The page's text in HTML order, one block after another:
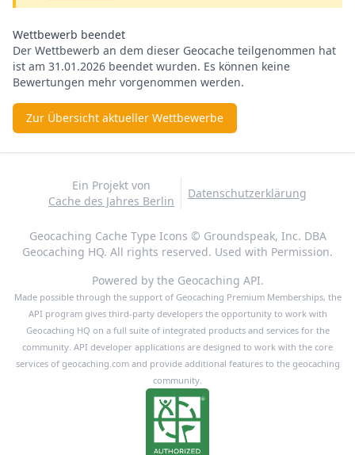
Wettbewerb beendet
Der Wettbewerb an dem dieser Geocache teilgenommen hat
ist am 31.01.2026 beendet wurden. Es können keine
Bewertungen mehr vorgenommen werden.
Zur Übersicht aktueller Wettbewerbe
Ein Projekt von
Cache des Jahres Berlin
Datenschutzerklärung
Geocaching Cache Type Icons © Groundspeak, Inc. DBA
Geocaching HQ. All rights reserved. Used with Permission.
Powered by the Geocaching API.
Made possible through the support of Geocaching Premium Memberships, the
API program gives third-party developers the opportunity to work with
Geocaching HQ on a full suite of integrated products and services for the
community. API developer applications are designed to work with the core
services of geocaching.com and provide additional features to the geocaching
community.